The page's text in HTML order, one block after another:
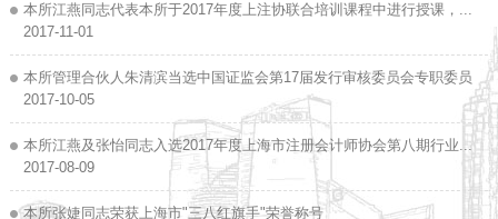
本所江燕同志代表本所于2017年度上注协联合培训课程中进行授课，...
2017-11-01
本所管理合伙人朱清滨当选中国证监会第17届发行审核委员会专职委员
2017-10-05
本所江燕及张怡同志入选2017年度上海市注册会计师协会第八期行业...
2017-08-09
本所张婕同志荣获上海市"三八红旗手"荣誉称号